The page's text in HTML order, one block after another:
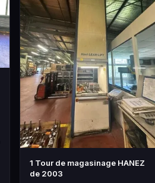
1 Tour de magasinage HANEZ
de 2003